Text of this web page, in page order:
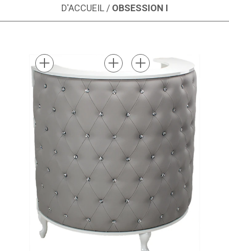
D'ACCUEIL / OBSESSION I
Image 1 sur 2